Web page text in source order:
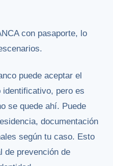
con pasaporte, lo
puede aceptar el
identificativo, pero es
se quede ahí. Puede
documentación
según tu caso. Esto
de prevención de